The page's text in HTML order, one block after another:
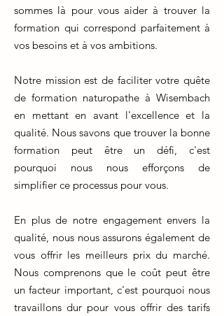
sommes là pour vous aider à trouver la
formation qui correspond parfaitement à
vos besoins et à vos ambitions.
Notre mission est de faciliter votre quête
de formation naturopathe à Wisembach
en mettant en avant l'excellence et la
qualité. Nous savons que trouver la bonne
formation peut être un défi, c'est
pourquoi nous nous efforçons de
simplifier ce processus pour vous.
En plus de notre engagement envers la
qualité, nous nous assurons également de
vous offrir les meilleurs prix du marché.
Nous comprenons que le coût peut être
un facteur important, c'est pourquoi nous
travaillons dur pour vous offrir des tarifs